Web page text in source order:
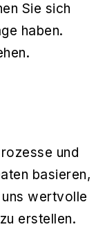
Sie sich
haben.
und
basieren,
wertvolle
erstellen.